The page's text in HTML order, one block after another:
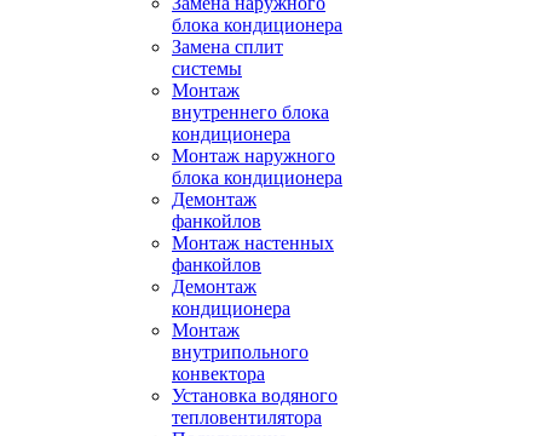
блока кондиционера
Замена сплит
системы
Монтаж
внутреннего блока
кондиционера
Монтаж наружного
блока кондиционера
Демонтаж
фанкойлов
Монтаж настенных
фанкойлов
Демонтаж
кондиционера
Монтаж
внутрипольного
конвектора
Установка водяного
тепловентилятора